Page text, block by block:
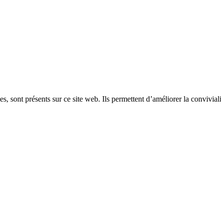
sont présents sur ce site web. Ils permettent d’améliorer la